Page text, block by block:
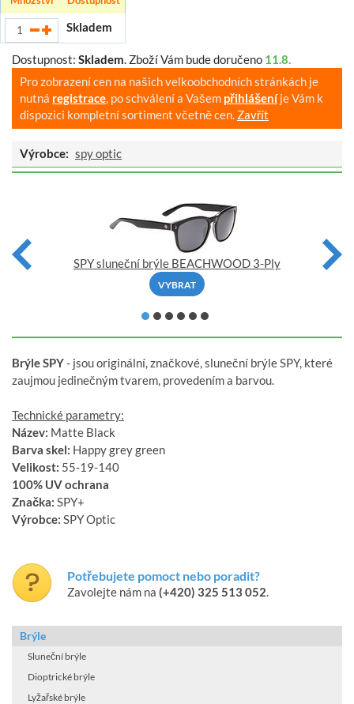
Skladem
Dostupnost: Skladem Zboží Vám bude doručeno 11.8.
Pro zobrazení cen na našich velkoobchodních stránkách je
nutná registrace , po schválení a Vašem přihlášeníje Vám k
dispozici kompletní sortiment včetně cen. Zavřít
Výrobce: spy optic
SPY sluneční brýle BEACHWOOD 3-Ply
VYBRAT
Brýle SPY- jsou originální, značkové, sluneční brýle SPY, které
zaujmou jedinečným tvarem, provedením a barvou.
Technické parametry:
Název: Matte Black
Barva skel: Happy grey green
Velikost: 55-19-140
100% UV ochrana
Značka: SPY+
Výrobce: SPY Optic
Potřebujete pomoct nebo poradit?
Zavolejte nám na (+420) 325 513 052
Brýle
Sluneční brýle
Dioptrické brýle
Lyžařské brýle